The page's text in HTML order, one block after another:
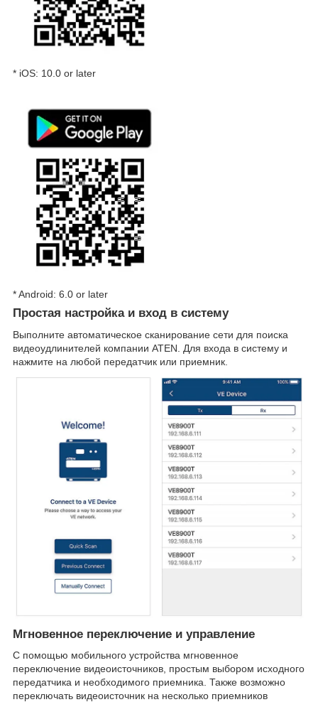
* iOS: 10.0 or later
* Android: 6.0 or later
Простая настройка и вход в систему
Выполните автоматическое сканирование сети для поиска
видеоудлинителей компании ATEN. Для входа в систему и
нажмите на любой передатчик или приемник.
Мгновенное переключение и управление
С помощью мобильного устройства мгновенное
переключение видеоисточников, простым выбором исходного
передатчика и необходимого приемника. Также возможно
переключать видеоисточник на несколько приемников